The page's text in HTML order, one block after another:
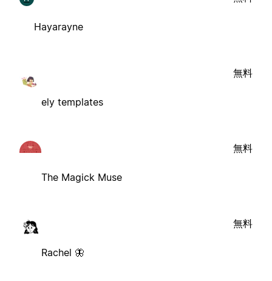
Hayarayne
ely templates
無料
The Magick Muse
無料
Rachel 🦋
無料